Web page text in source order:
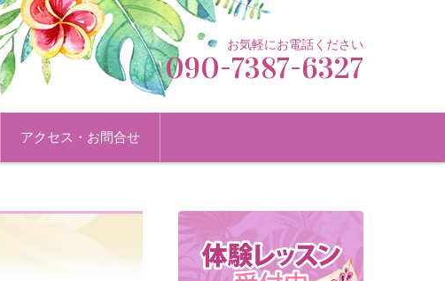
お気軽にお電話ください
090-7387-6327
アクセス・お問合せ